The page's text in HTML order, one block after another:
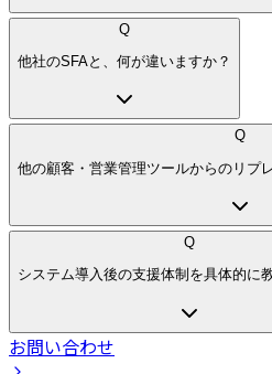
Q
他社のSFAと、何が違いますか？
Q
他の顧客・営業管理ツールからのリプ
Q
システム導入後の支援体制を具体的に
お問い合わせ